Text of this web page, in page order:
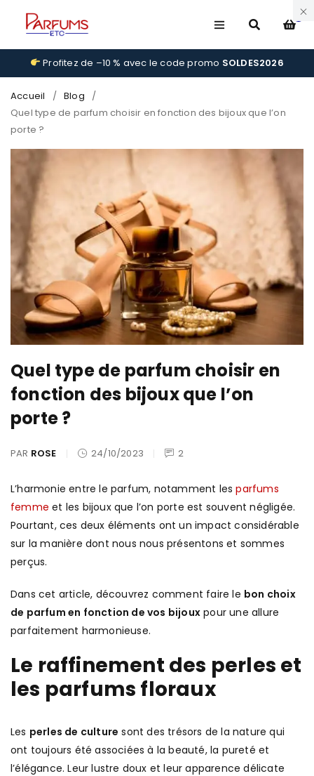
0
Profitez de –10 % avec le code promo SOLDES2026
Accueil / Blog
/
Quel type de parfum choisir en fonction des bijoux que l’on
porte ?
Quel type de parfum choisir en
fonction des bijoux que l’on
porte ?
PAR ROSE 24/10/2023 2
L’harmonie entre le parfum, notamment lesparfums
femme et les bijoux que l’on porte est souvent négligée.
Pourtant, ces deux éléments ont un impact considérable
sur la manière dont nous nous présentons et sommes
perçus.
Dans cet article, découvrez comment faire le bon choix
de parfum en fonction de vos bijoux pour une allure
parfaitement harmonieuse.
Le raffinement des perles et
les parfums floraux
Les perles de culture sont des trésors de la nature qui
ont toujours été associées à la beauté, la pureté et
l’élégance. Leur lustre doux et leur apparence délicate